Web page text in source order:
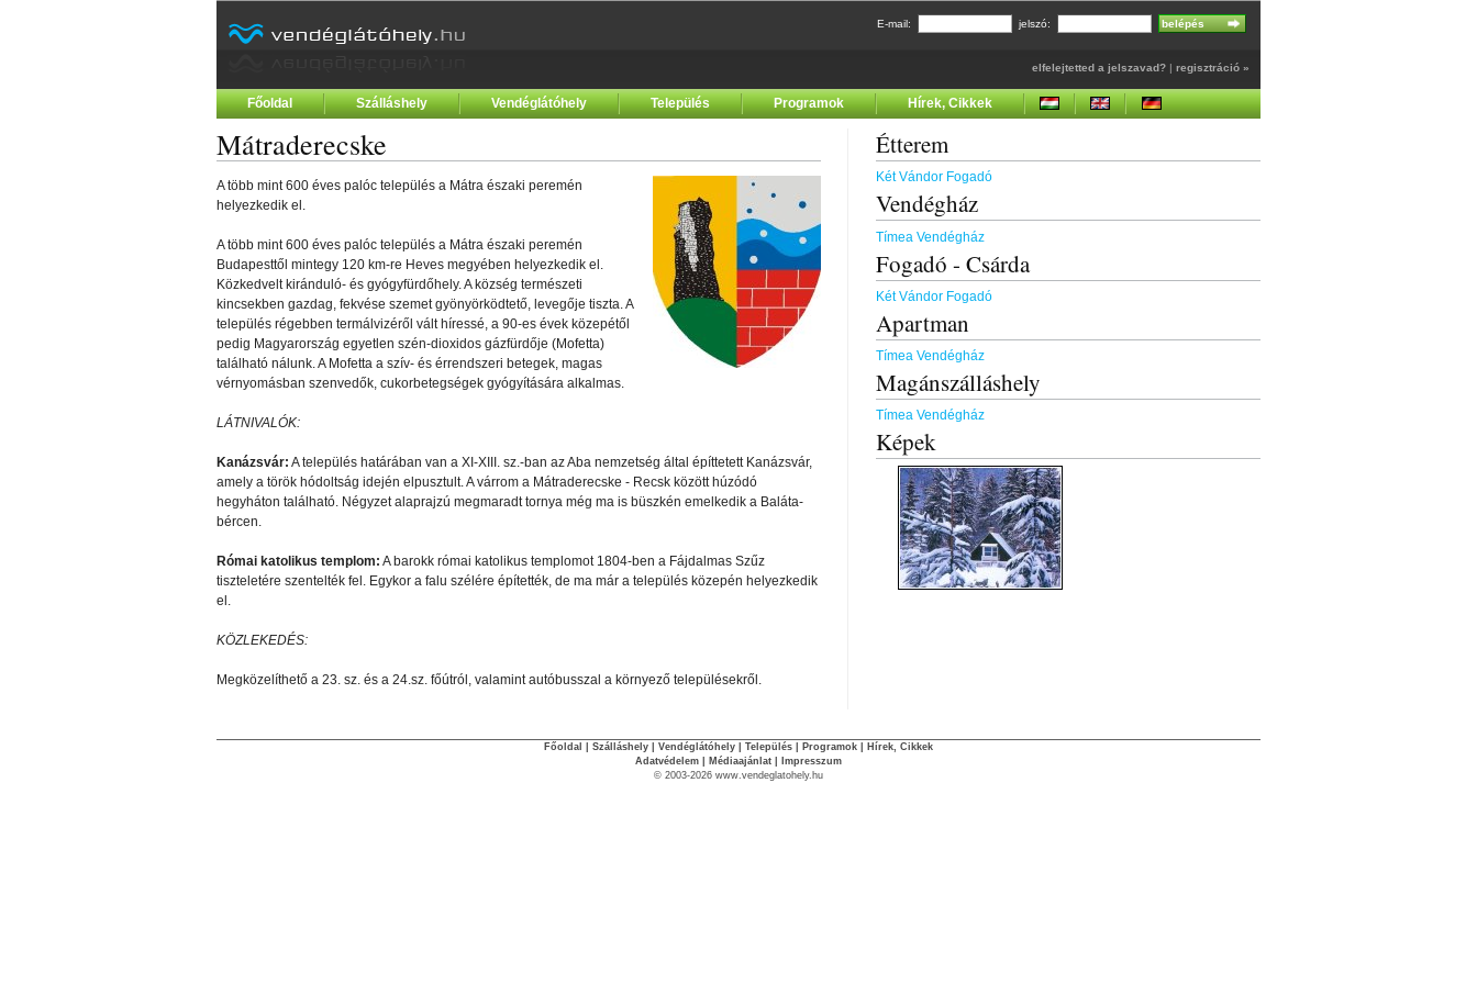
E-mail: jelszó:
elfelejtetted a jelszavad? | regisztráció »
Főoldal Szálláshely Vendéglátóhely Település Programok Hírek, Cikkek
Mátraderecske
A több mint 600 éves palóc település a Mátra északi peremén
helyezkedik el.
A több mint 600 éves palóc település a Mátra északi peremén
Budapesttől mintegy 120 km-re Heves megyében helyezkedik el.
Közkedvelt kiránduló- és gyógyfürdőhely. A község természeti
kincsekben gazdag, fekvése szemet gyönyörködtető, levegője tiszta. A
település régebben termálvizéről vált híressé, a 90-es évek közepétől
pedig Magyarország egyetlen szén-dioxidos gázfürdője (Mofetta)
található nálunk. A Mofetta a szív- és érrendszeri betegek, magas
vérnyomásban szenvedők, cukorbetegségek gyógyítására alkalmas.
LÁTNIVALÓK:
Kanázsvár: A település határában van a XI-XIII. sz.-ban az Aba nemzetség által építtetett Kanázsvár,
amely a török hódoltság idején elpusztult. A várrom a Mátraderecske - Recsk között húzódó
hegyháton található. Négyzet alaprajzú megmaradt tornya még ma is büszkén emelkedik a Baláta-
bércen.
Római katolikus templom: A barokk római katolikus templomot 1804-ben a Fájdalmas Szűz
tiszteletére szentelték fel. Egykor a falu szélére építették, de ma már a település közepén helyezkedik
el.
KÖZLEKEDÉS:
Megközelíthető a 23. sz. és a 24.sz. főútról, valamint autóbusszal a környező településekről.
Étterem
Két Vándor Fogadó
Vendégház
Tímea Vendégház
Fogadó - Csárda
Két Vándor Fogadó
Apartman
Tímea Vendégház
Magánszálláshely
Tímea Vendégház
Képek
Főoldal Szálláshely Vendéglátóhely Település Programok
Hírek, Cikkek
Adatvédelem
Médiaajánlat
Impresszum
© 2003-2026 www.vendeglatohely.hu